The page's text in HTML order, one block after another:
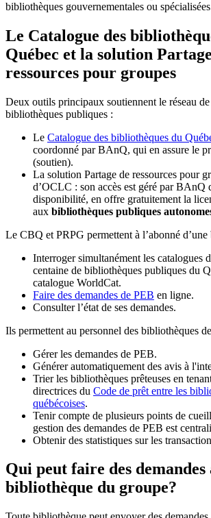
bibliothèques gouvernementales ou
Le Catalogue des
Québec et la solution
ressources pour groupes
Deux outils principaux soutiennent le réseau
bibliothèques publiques :
Le Catalogue des bibliothèques du
coordonné par BAnQ, qui en assure le
(soutien).
La solution Partage de ressources pour
d’OCLC : son accès est géré par BAnQ
disponibilité, en offre gratuitement la
aux bibliothèques publiques
Le CBQ et PRPG permettent à l’abonné
Interroger simultanément les catalogues
centaine de bibliothèques publiques du
catalogue WorldCat.
Faire des demandes de PEB en ligne.
Consulter l’état de ses demandes.
Ils permettent au personnel des bibliothèques
Gérer les demandes de PEB.
Générer automatiquement des avis à
Trier les bibliothèques prêteuses en
directrices du Code de prêt entre les
québécoises.
Tenir compte de plusieurs points de
gestion des demandes de PEB est
Obtenir des statistiques sur les
Qui peut faire des demandes
bibliothèque du groupe?